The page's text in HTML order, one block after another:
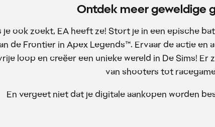
Ontdek meer geweldige
ook zoekt, EA heeft ze! Stort je in een epische
de Frontier in Apex Legends™. Ervaar de actie
loop en creëer een unieke wereld in De Sims!
van shooters tot
En vergeet niet dat je digitale aankopen worden